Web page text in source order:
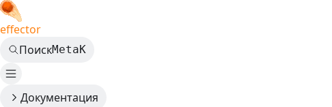
effector
ПоискMetaK
Документация